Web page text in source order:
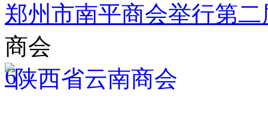
郑州市南平商会举行第
商会
6